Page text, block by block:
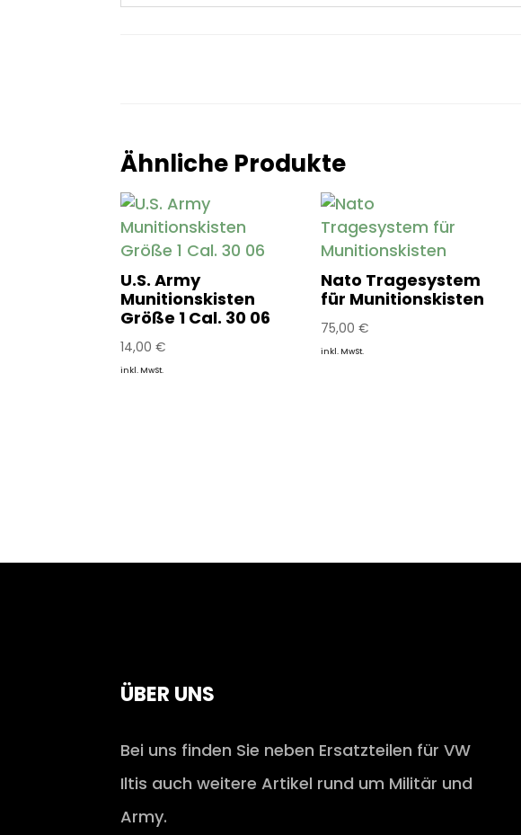
Ähnliche Produkte
U.S. Army
Munitionskisten
Größe 1 Cal. 30 06
14,00€
inkl. MwSt.
Nato Tragesystem
für Munitionskisten
75,00€
inkl. MwSt.
ÜBER UNS
Bei uns finden Sie neben Ersatzteilen für VW
Iltis auch weitere Artikel rund um Militär und
Army.